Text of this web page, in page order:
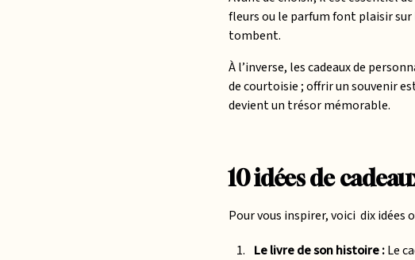
fleurs ou le parfum font plaisir sur
tombent.
À l’inverse, les cadeaux de
de courtoisie ; offrir un souvenir
devient un trésor mémorable.
10 idées de
Pour vous inspirer, voici dix
Le livre de son histoire :Le